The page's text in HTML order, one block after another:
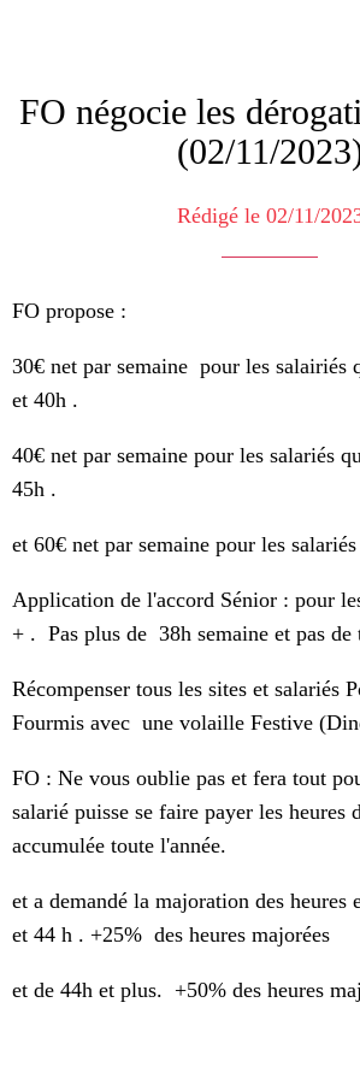
FO négocie les
(02/11/
Rédigé le 02/11/
FO propose :
30€ net par semaine pour les salairiés
et 40h .
40€ net par semaine pour les salariés
45h .
et 60€ net par semaine pour les
Application de l'accord Sénior : pour
+ . Pas plus de 38h semaine et pas de
Récompenser tous les sites et salariés
Fourmis avec une volaille Festive
FO : Ne vous oublie pas et fera tout
salarié puisse se faire payer les heures
accumulée toute l'année.
et a demandé la majoration des heures
et 44 h . +25% des heures majorées
et de 44h et plus. +50% des heures